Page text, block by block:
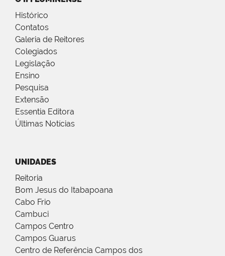
Histórico
Contatos
Galeria de Reitores
Colegiados
Legislação
Ensino
Pesquisa
Extensão
Essentia Editora
Últimas Notícias
UNIDADES
Reitoria
Bom Jesus do Itabapoana
Cabo Frio
Cambuci
Campos Centro
Campos Guarus
Centro de Referência Campos dos